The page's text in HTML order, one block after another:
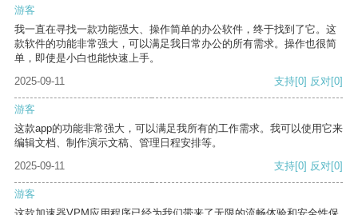
游客
我一直在寻找一款功能强大、操作简单的办公软件，终于找到了它。这
款软件的功能非常强大，可以满足我日常办公的所有需求。操作也很简
单，即使是小白也能快速上手。
2025-09-11
支持[0] 反对[0]
游客
这款app的功能非常强大，可以满足我所有的工作需求。我可以使用它来
编辑文档、制作演示文稿、管理日程安排等。
2025-09-11
支持[0] 反对[0]
游客